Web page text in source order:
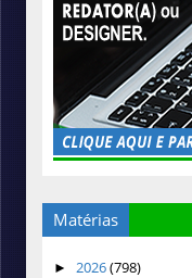
Matérias
► 2026(798)